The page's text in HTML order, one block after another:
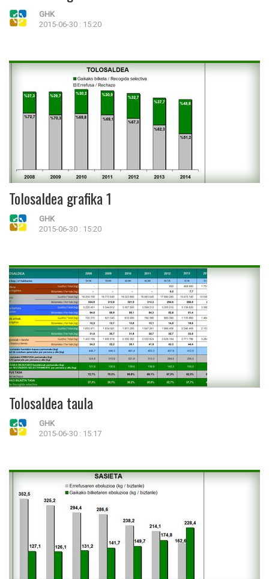
GHK
2015-06-30 : 15:20
Tolosaldea grafika 1
GHK
2015-06-30 : 15:20
Tolosaldea taula
GHK
2015-06-30 : 15:17